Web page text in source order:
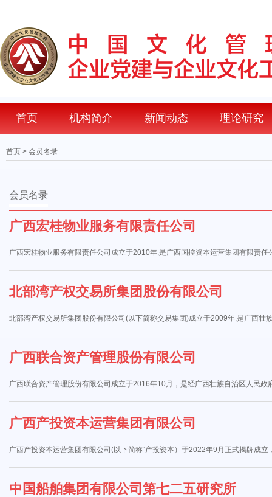
首页 机构简介 新闻动态 理论研究
首页 > 会员名录
会员名录
广西宏桂物业服务有限责任公司
广西宏桂物业服务有限责任公司成立于2010年,是广西国控资本运营集团有限责
北部湾产权交易所集团股份有限公司
北部湾产权交易所集团股份有限公司(以下简称交易集团)成立于2009年,是广西
广西联合资产管理股份有限公司
广西联合资产管理股份有限公司成立于2016年10月，是经广西壮族自治区人民
广西产投资本运营集团有限公司
广西产投资本运营集团有限公司(以下简称“产投资本）于2022年9月正式揭牌成
中国船舶集团有限公司第七二五研究所